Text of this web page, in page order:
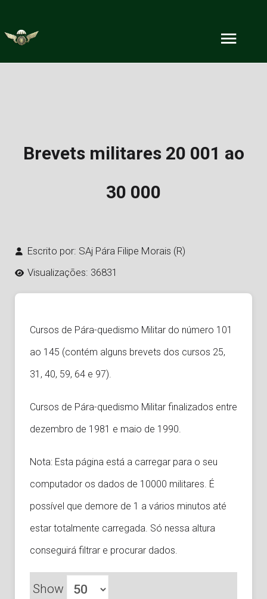
Brevets militares 20 001 ao
30 000
Escrito por: SAj Pára Filipe Morais (R)
Visualizações: 36831
Cursos de Pára-quedismo Militar do número 101
ao 145 (contém alguns brevets dos cursos 25,
31, 40, 59, 64 e 97).
Cursos de Pára-quedismo Militar finalizados entre
dezembro de 1981 e maio de 1990.
Nota: Esta página está a carregar para o seu
computador os dados de 10000 militares. É
possível que demore de 1 a vários minutos até
estar totalmente carregada. Só nessa altura
conseguirá filtrar e procurar dados.
Show